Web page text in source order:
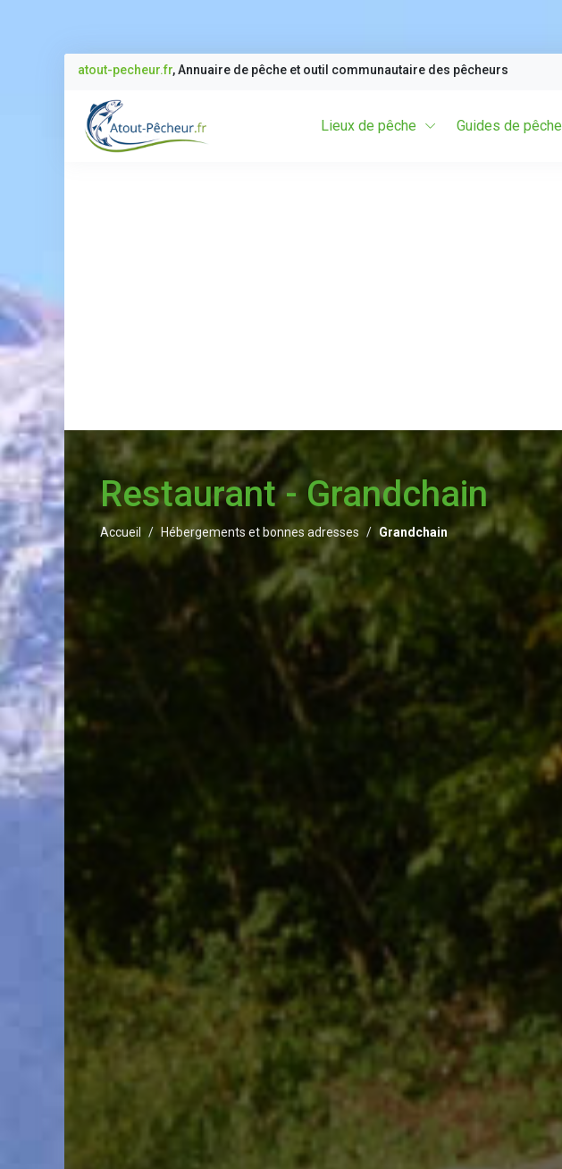
atout-pecheur.fr, Annuaire de pêche et outil communautaire des pêcheurs
Lieux de pêche Guides de pêche
Restaurant - Grandchain
Accueil Hébergements et bonnes adresses Grandchain